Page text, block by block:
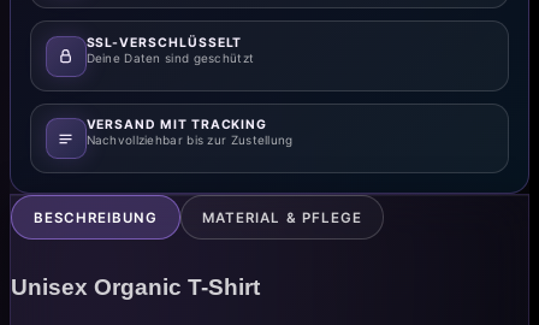
SSL-VERSCHLÜSSELT
Deine Daten sind geschützt
VERSAND MIT TRACKING
Nachvollziehbar bis zur Zustellung
BESCHREIBUNG MATERIAL & PFLEGE
Unisex Organic T-Shirt